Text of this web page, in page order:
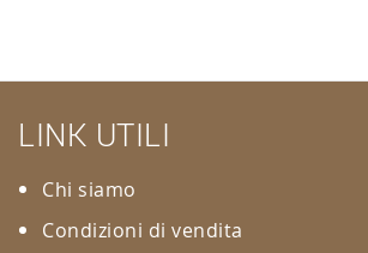
LINK UTILI
Chi siamo
Condizioni di vendita